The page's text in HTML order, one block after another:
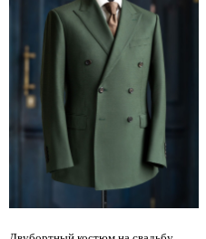
Какую ткань выбрать для
свадебного костюма?
Какой фасон костюма
подойдет именно вам?
Пройдите тест и узнайте
пошива костюма по фигуре